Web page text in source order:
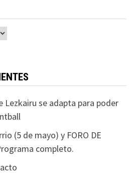
Lezkairu se adapta para poder
(5 de mayo) y FORO DE
completo.